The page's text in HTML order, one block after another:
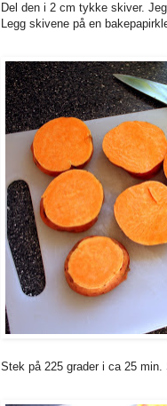
Del den i 2 cm tykke skiver.
Legg skivene på en
Stek på 225 grader i ca 25